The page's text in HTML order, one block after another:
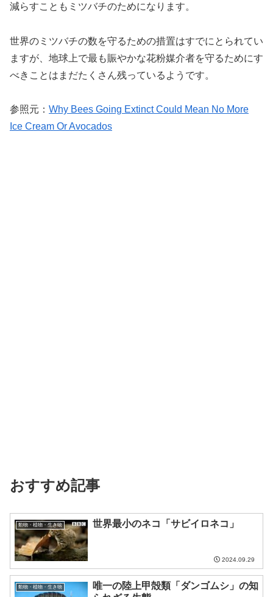
減らすこともミツバチのためになります。
世界のミツバチの数を守るための措置はすでにとられてい
ますが、地球上で最も賑やかな花粉媒介者を守るためにす
べきことはまだたくさん残っているようです。
参照元： Why Bees Going Extinct Could Mean No More
Ice Cream Or Avocados
おすすめ記事
動物・植物・生き物 世界最小のネコ「サビイロネコ」
2024.09.29
動物・植物・生き物
唯一の陸上甲殻類「ダンゴムシ」の知